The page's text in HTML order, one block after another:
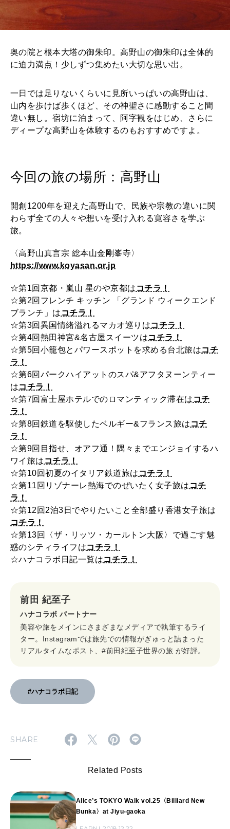
奥の院と根本大塔の御朱印。高野山の御朱印は全体的
に迫力満点！少しずつ集めたい大切な思い出。
一日では足りないくらいに見所いっぱいの高野山は、
山内を歩けば歩くほど、その神聖さに感動すること間
違い無し。宿坊に泊まって、阿字観をはじめ、さらに
ディープな高野山を体験するのもおすすめですよ。
今回の旅の場所：高野山
開創1200年を迎えた高野山で、民族や宗教の違いに関
わらず全ての人々や想いを受け入れる寛容さを学ぶ
旅。
〈高野山真言宗 総本山金剛峯寺〉
https://www.koyasan.or.jp
☆第1回京都・嵐山 星のや京都は コチラ！
☆第2回フレンチ キッチン 「グランド ウィークエンド
ブランチ」は コチラ！
☆第3回異国情緒溢れるマカオ巡りはコチラ！
☆第4回熱田神宮&名古屋スイーツはコチラ！
☆第5回小籠包とパワースポットを求める台北旅はコチ
ラ！
☆第6回パークハイアットのスパ&アフタヌーンティー
はコチラ！
☆第7回富士屋ホテルでのロマンティック滞在は コチ
ラ！
☆第8回鉄道を駆使したベルギー&フランス旅は コチ
ラ！
☆第9回目指せ、オアフ通！隅々までエンジョイするハ
ワイ旅は コチラ！
☆第10回初夏のイタリア鉄道旅は コチラ！
☆第11回リゾナーレ熱海でのぜいたく女子旅は コチ
ラ！
☆第12回2泊3日でやりたいこと全部盛り香港女子旅は
コチラ！
☆第13回〈ザ・リッツ・カールトン大阪〉で過ごす魅
惑のシティライフはコチラ！
☆ハナコラボ日記一覧はコチラ！
前田 紀至子
ハナコラボ パートナー
美容や旅をメインにさまざまなメディアで執筆するライ
ター。Instagramでは旅先での情報がぎゅっと詰まった
リアルタイムなポスト、#前田紀至子世界の旅 が好評。
#ハナコラボ日記
SHARE
Related Posts
Alice’s TOKYO Walk vol.25〈Billiard New
Bunka〉at Jiyu-gaoka